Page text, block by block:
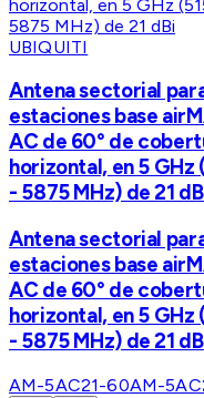
UBIQUITI
Antena sectorial
estaciones base
AC de 60° de
horizontal, en 5 GHz
- 5875 MHz) de 21
Antena sectorial
estaciones base
AC de 60° de
horizontal, en 5 GHz
- 5875 MHz) de 21
AM-5AC21-60AM-